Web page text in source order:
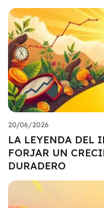
20/06/2026
LA LEYENDA DEL
FORJAR UN
DURADERO